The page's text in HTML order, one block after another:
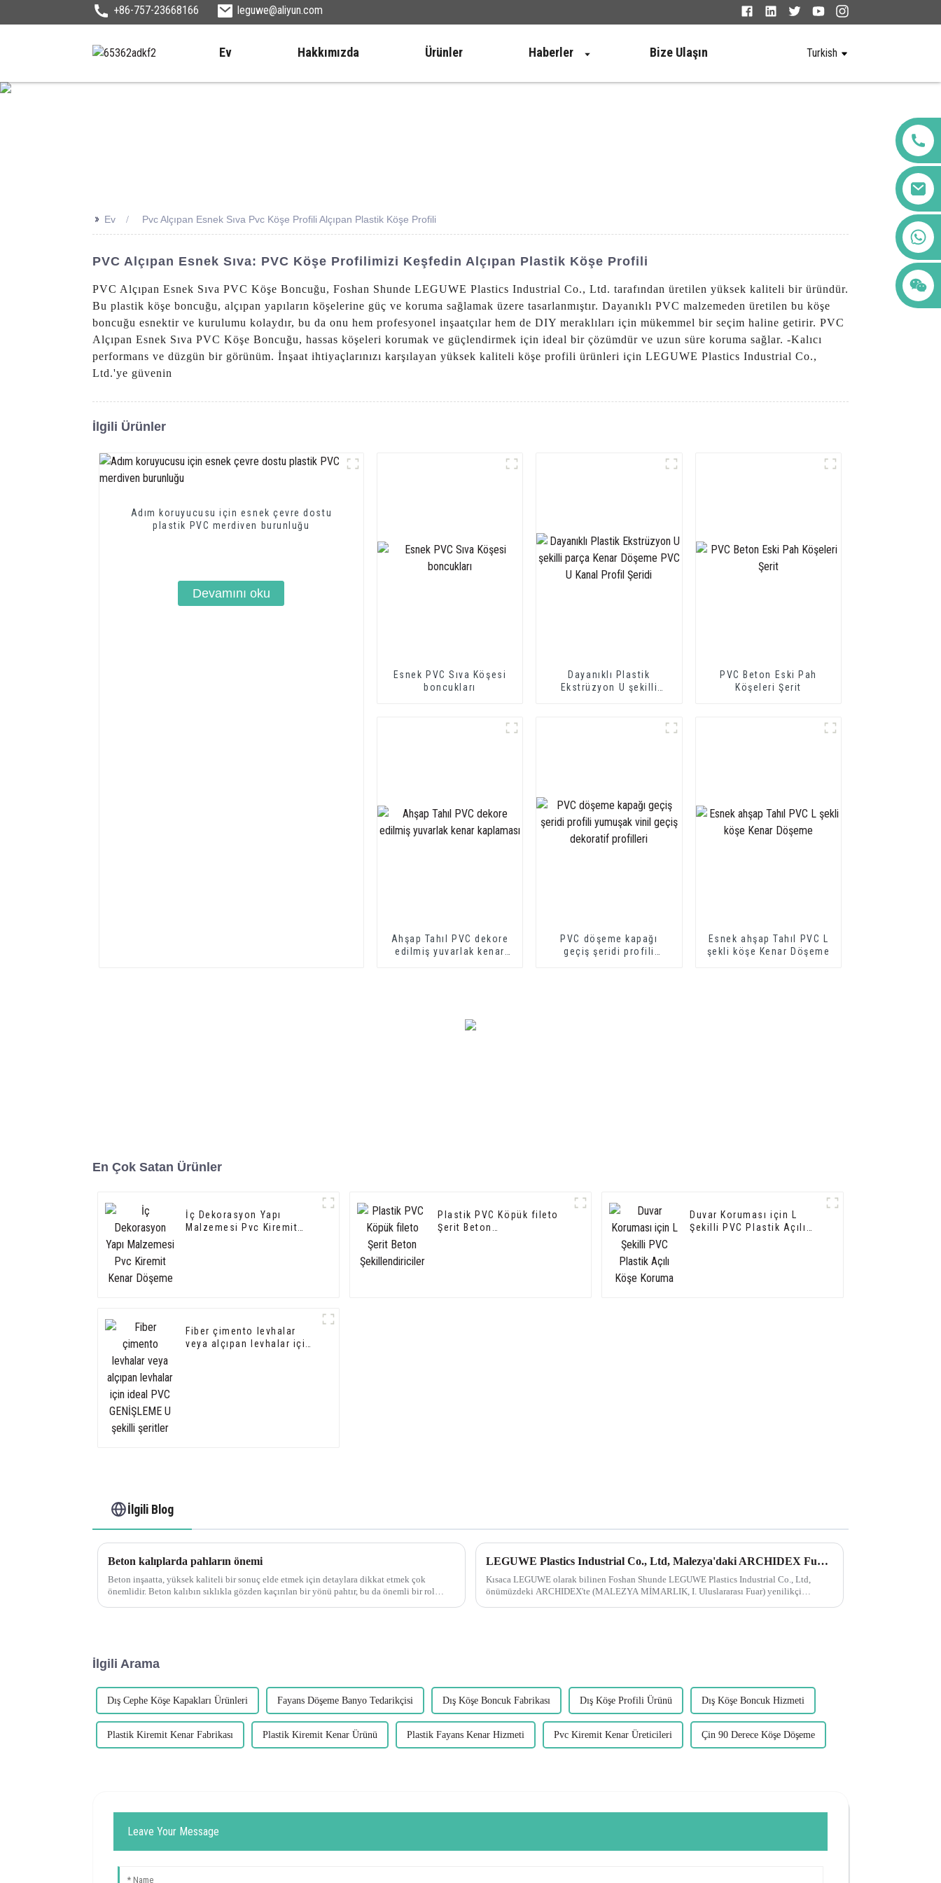
+86-757-23668166 leguwe@aliyun.com
Ev Hakkımızda Ürünler Haberler Bize Ulaşın Turkish
+86 123456789122
>> Ev Pvc Alçıpan Esnek Sıva Pvc Köşe Profili Alçıpan Plastik Köşe Profili
PVC Alçıpan Esnek Sıva: PVC Köşe Profilimizi Keşfedin Alçıpan Plastik Köşe Profili
PVC Alçıpan Esnek Sıva PVC Köşe Boncuğu, Foshan Shunde LEGUWE Plastics Industrial Co., Ltd. tarafından üretilen yüksek kaliteli bir üründür.
Bu plastik köşe boncuğu, alçıpan yapıların köşelerine güç ve koruma sağlamak üzere tasarlanmıştır. Dayanıklı PVC malzemeden üretilen bu köşe
boncuğu esnektir ve kurulumu kolaydır, bu da onu hem profesyonel inşaatçılar hem de DIY meraklıları için mükemmel bir seçim haline getirir. PVC
Alçıpan Esnek Sıva PVC Köşe Boncuğu, hassas köşeleri korumak ve güçlendirmek için ideal bir çözümdür ve uzun süre koruma sağlar. -Kalıcı
performans ve düzgün bir görünüm. İnşaat ihtiyaçlarınızı karşılayan yüksek kaliteli köşe profili ürünleri için LEGUWE Plastics Industrial Co.,
Ltd.'ye güvenin
İlgili Ürünler
Adım koruyucusu için esnek çevre dostu
plastik PVC merdiven burunluğu
Devamını oku
Esnek PVC Sıva Köşesi
boncukları
Dayanıklı Plastik
Ekstrüzyon U şekilli
PVC Beton Eski Pah
Köşeleri Şerit
Ahşap Tahıl PVC dekore
edilmiş yuvarlak kenar
PVC döşeme kapağı
geçiş şeridi profili
Esnek ahşap Tahıl PVC L
şekli köşe Kenar Döşeme
En Çok Satan Ürünler
İç Dekorasyon Yapı
Malzemesi Pvc Kiremit
Plastik PVC Köpük fileto
Şerit Beton
Duvar Koruması için L
Şekilli PVC Plastik Açılı
Fiber çimento levhalar
veya alçıpan levhalar için
İlgili Blog
Beton kalıplarda pahların önemi
Beton inşaatta, yüksek kaliteli bir sonuç elde etmek için detaylara dikkat etmek çok
önemlidir. Beton kalıbın sıklıkla gözden kaçırılan bir yönü pahtır, bu da önemli bir rol
LEGUWE Plastics Industrial Co., Ltd, Malezya'daki ARCHIDEX Fuarına Hazırlanıyor
Kısaca LEGUWE olarak bilinen Foshan Shunde LEGUWE Plastics Industrial Co., Ltd,
önümüzdeki ARCHIDEX'te (MALEZYA MİMARLIK, I. Uluslararası Fuar) yenilikçi
İlgili Arama
Dış Cephe Köşe Kapakları Ürünleri Fayans Döşeme Banyo Tedarikçisi Dış Köşe Boncuk Fabrikası Dış Köşe Profili Ürünü Dış Köşe Boncuk Hizmeti
Plastik Kiremit Kenar Fabrikası Plastik Kiremit Kenar Ürünü Plastik Fayans Kenar Hizmeti Pvc Kiremit Kenar Üreticileri Çin 90 Derece Köşe Döşeme
Leave Your Message